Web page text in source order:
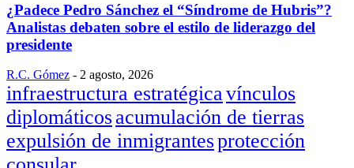
¿Padece Pedro Sánchez el “Síndrome de Hubris”?
Analistas debaten sobre el estilo de liderazgo del
presidente
R.C. Gómez - 2 agosto, 2026
infraestructura estratégicavínculos
diplomáticosacumulación de tierras
expulsión de inmigrantesprotección